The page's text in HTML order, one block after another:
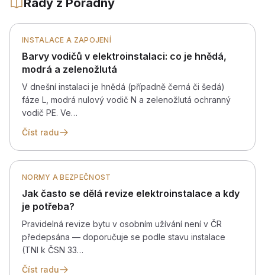
Rady z Poradny
INSTALACE A ZAPOJENÍ
Barvy vodičů v elektroinstalaci: co je hnědá,
modrá a zelenožlutá
V dnešní instalaci je hnědá (případně černá či šedá)
fáze L, modrá nulový vodič N a zelenožlutá ochranný
vodič PE. Ve…
Číst radu
NORMY A BEZPEČNOST
Jak často se dělá revize elektroinstalace a kdy
je potřeba?
Pravidelná revize bytu v osobním užívání není v ČR
předepsána — doporučuje se podle stavu instalace
(TNI k ČSN 33…
Číst radu